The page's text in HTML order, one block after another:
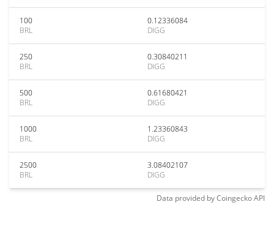
100
BRL
0.12336084
DIGG
250
BRL
0.30840211
DIGG
500
BRL
0.61680421
DIGG
1000
BRL
1.23360843
DIGG
2500
BRL
3.08402107
DIGG
Data provided byCoingeckoAPI